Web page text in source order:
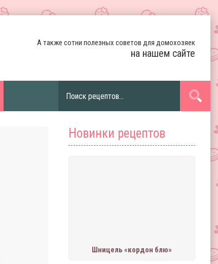
А также сотни полезных советов для домохозяек
на нашем сайте
Новинки рецептов
Шницель «кордон блю»